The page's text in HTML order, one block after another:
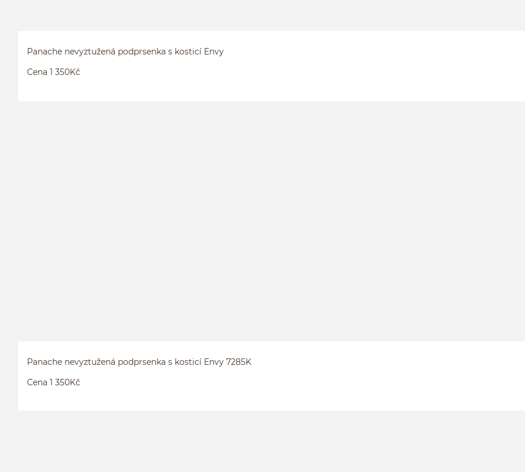
Panache nevyztužená podprsenka s kosticí Envy
Cena 1 350Kč
Panache nevyztužená podprsenka s kosticí Envy 7285K
Cena 1 350Kč